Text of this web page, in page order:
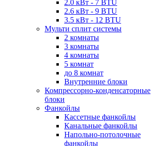
2.0 кВт - 7 BTU
2.6 кВт - 9 BTU
3.5 кВт - 12 BTU
Мульти сплит системы
2 комнаты
3 комнаты
4 комнаты
5 комнат
до 8 комнат
Внутренние блоки
Компрессорно-конденсаторные
блоки
Фанкойлы
Кассетные фанкойлы
Канальные фанкойлы
Напольно-потолочные
фанкойлы